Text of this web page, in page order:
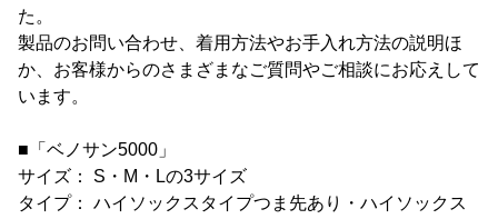
た。
製品のお問い合わせ、着用方法やお手入れ方法の説明ほ
か、お客様からのさまざまなご質問やご相談にお応えして
います。
■「ベノサン5000」
サイズ： S・M・Lの3サイズ
タイプ： ハイソックスタイプつま先あり・ハイソックス